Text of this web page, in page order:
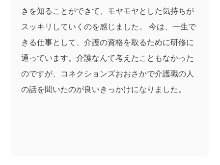
きを知ることができて、モヤモヤとした気持ちが
スッキリしていくのを感じました。 今は、一生で
きる仕事として、介護の資格を取るために研修に
通っています。介護なんて考えたこともなかった
のですが、コネクションズおおさかで介護職の人
の話を聞いたのが良いきっかけになりました。